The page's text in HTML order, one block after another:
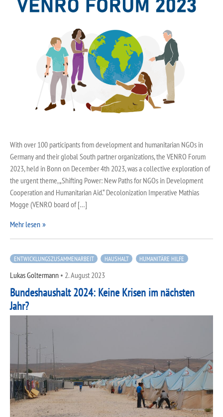
With over 100 participants from development and humanitarian NGOs in
Germany and their global South partner organizations, the VENRO Forum
2023, held in Bonn on December 4th 2023, was a collective exploration of
the urgent theme, „Shifting Power: New Paths for NGOs in Development
Cooperation and Humanitarian Aid.“ Decolonization Imperative Mathias
Mogge (VENRO board of […]
Mehr lesen
ENTWICKLUNGSZUSAMMENARBEIT HAUSHALT HUMANITÄRE HILFE
Lukas Goltermann • 2. August 2023
Bundeshaushalt 2024: Keine Krisen im nächsten
Jahr?